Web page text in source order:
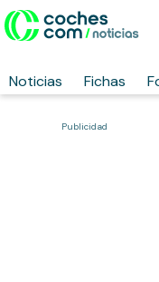
Noticias Fichas
Publicidad